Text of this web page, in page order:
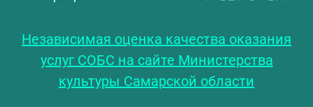
Независимая оценка качества оказания
услуг СОБС на сайте Министерства
культуры Самарской области